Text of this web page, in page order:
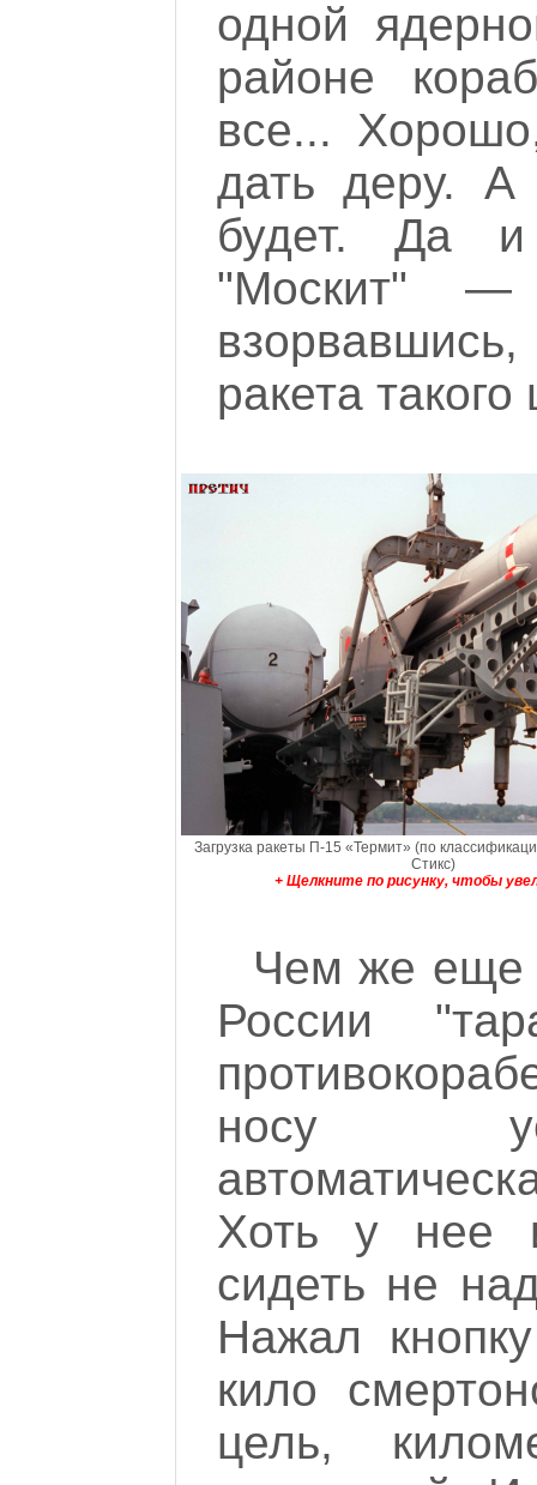
одной
районе
все...
дать деру. А
будет. Да
"Москит"
ракета
Загрузка ракеты П-15 «Термит» (по
Стикс)
+ Щелкните по рисунку, чтобы
Чем же еще
России
носу
Хоть у нее
сидеть не
Нажал
кило
цель,